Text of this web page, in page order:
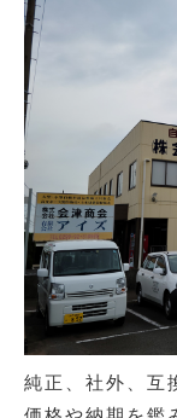
純正、社外、互